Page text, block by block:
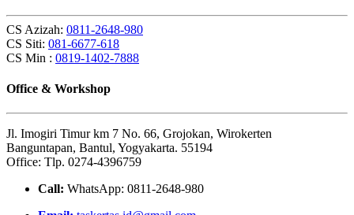
CS Azizah: 0811-2648-980
CS Siti: 081-6677-618
CS Min : 0819-1402-7888
Office & Workshop
Jl. Imogiri Timur km 7 No. 66, Grojokan, Wirokerten
Banguntapan, Bantul, Yogyakarta. 55194
Office: Tlp. 0274-4396759
Call: WhatsApp: 0811-2648-980